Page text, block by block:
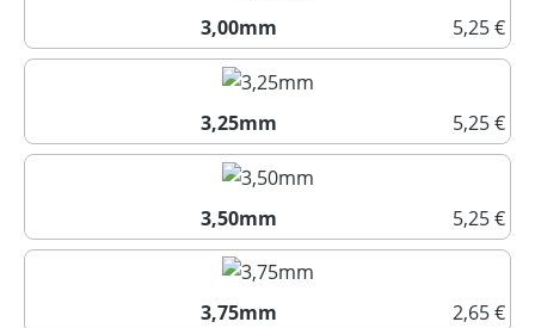
3,00mm
5,25 €
3,00mm
3,25mm
5,25 €
3,25mm
3,50mm
5,25 €
3,50mm
3,75mm
2,65 €